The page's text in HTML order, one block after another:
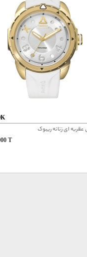
• عرض
•
• عرض
• وزن
ای زنانه ریبوک
T